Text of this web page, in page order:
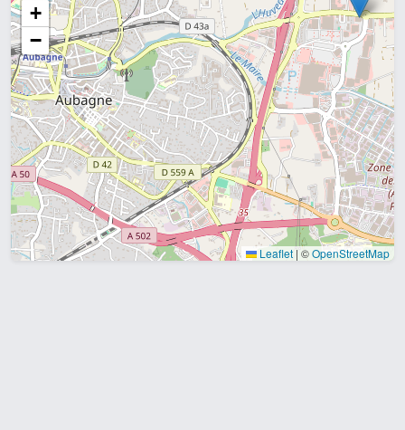
+
−
Leaflet | ©OpenStreetMap